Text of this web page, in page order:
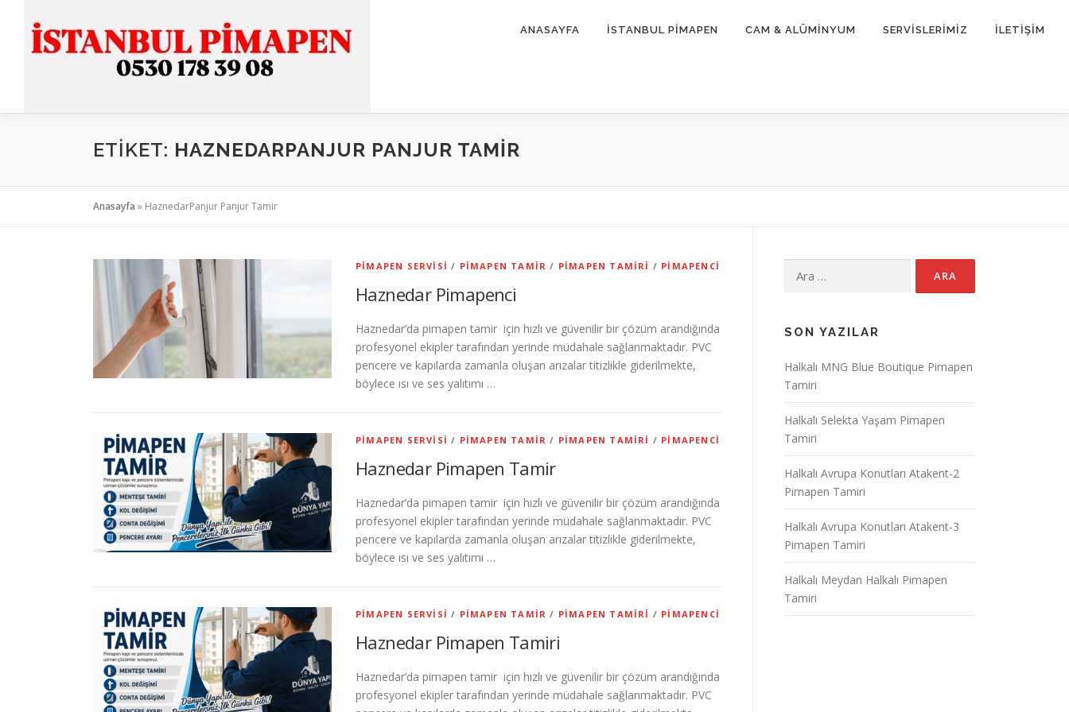
ANASAYFA İSTANBUL PİMAPEN CAM & ALÜMİNYUM SERVİSLERİMİZ İLETİŞİM
ETIKET: HAZNEDARPANJUR PANJUR TAMIR
Anasayfa » HaznedarPanjur Panjur Tamir
PIMAPEN SERVISI / PIMAPEN TAMIR / PIMAPEN TAMIRI / PIMAPENCI
Haznedar Pimapenci
Haznedar’da pimapen tamir için hızlı ve güvenilir bir çözüm arandığında
profesyonel ekipler tarafından yerinde müdahale sağlanmaktadır. PVC
pencere ve kapılarda zamanla oluşan arızalar titizlikle giderilmekte,
böylece ısı ve ses yalıtımı …
PIMAPEN SERVISI / PIMAPEN TAMIR / PIMAPEN TAMIRI / PIMAPENCI
Haznedar Pimapen Tamir
Haznedar’da pimapen tamir için hızlı ve güvenilir bir çözüm arandığında
profesyonel ekipler tarafından yerinde müdahale sağlanmaktadır. PVC
pencere ve kapılarda zamanla oluşan arızalar titizlikle giderilmekte,
böylece ısı ve ses yalıtımı …
PIMAPEN SERVISI / PIMAPEN TAMIR / PIMAPEN TAMIRI / PIMAPENCI
Haznedar Pimapen Tamiri
Haznedar’da pimapen tamir için hızlı ve güvenilir bir çözüm arandığında
profesyonel ekipler tarafından yerinde müdahale sağlanmaktadır. PVC
SON YAZILAR
Halkalı MNG Blue Boutique Pimapen
Tamiri
Halkalı Selekta Yaşam Pimapen
Tamiri
Halkalı Avrupa Konutları Atakent-2
Pimapen Tamiri
Halkalı Avrupa Konutları Atakent-3
Pimapen Tamiri
Halkalı Meydan Halkalı Pimapen
Tamiri